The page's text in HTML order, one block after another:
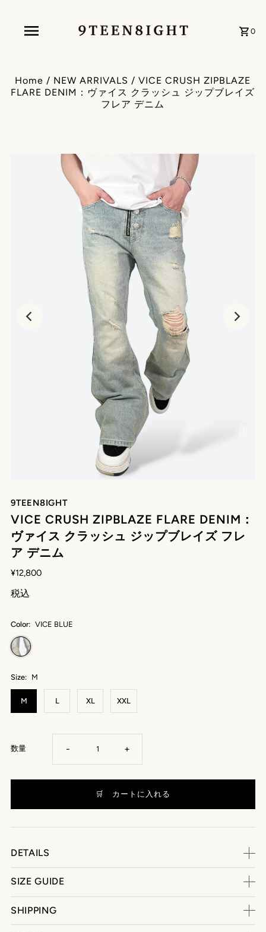
0
Home / NEW ARRIVALS /VICE CRUSH ZIPBLAZE
FLARE DENIM：ヴァイス クラッシュ ジップブレイズ
フレア デニム
生
9TEEN8IGHT
VICE CRUSH ZIPBLAZE FLARE DENIM：
ヴァイス クラッシュ ジップブレイズ フレ
ア デニム
¥12,800
税込
Color: VICE BLUE
Size: M
M L XL XXL
数量 - +
DETAILS
SIZE GUIDE
SHIPPING